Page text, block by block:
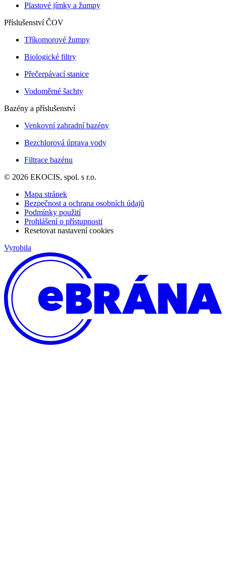
Plastové jímky a žumpy
Příslušenství ČOV
Tříkomorové žumpy
Biologické filtry
Přečerpávací stanice
Vodoměrné šachty
Bazény a příslušenství
Venkovní zahradní bazény
Bezchlorová úprava vody
Filtrace bazénu
© 2026 EKOCIS, spol. s r.o.
Mapa stránek
Bezpečnost a ochrana osobních údajů
Podmínky použití
Prohlášení o přístupnosti
Resetovat nastavení cookies
Vyrobila